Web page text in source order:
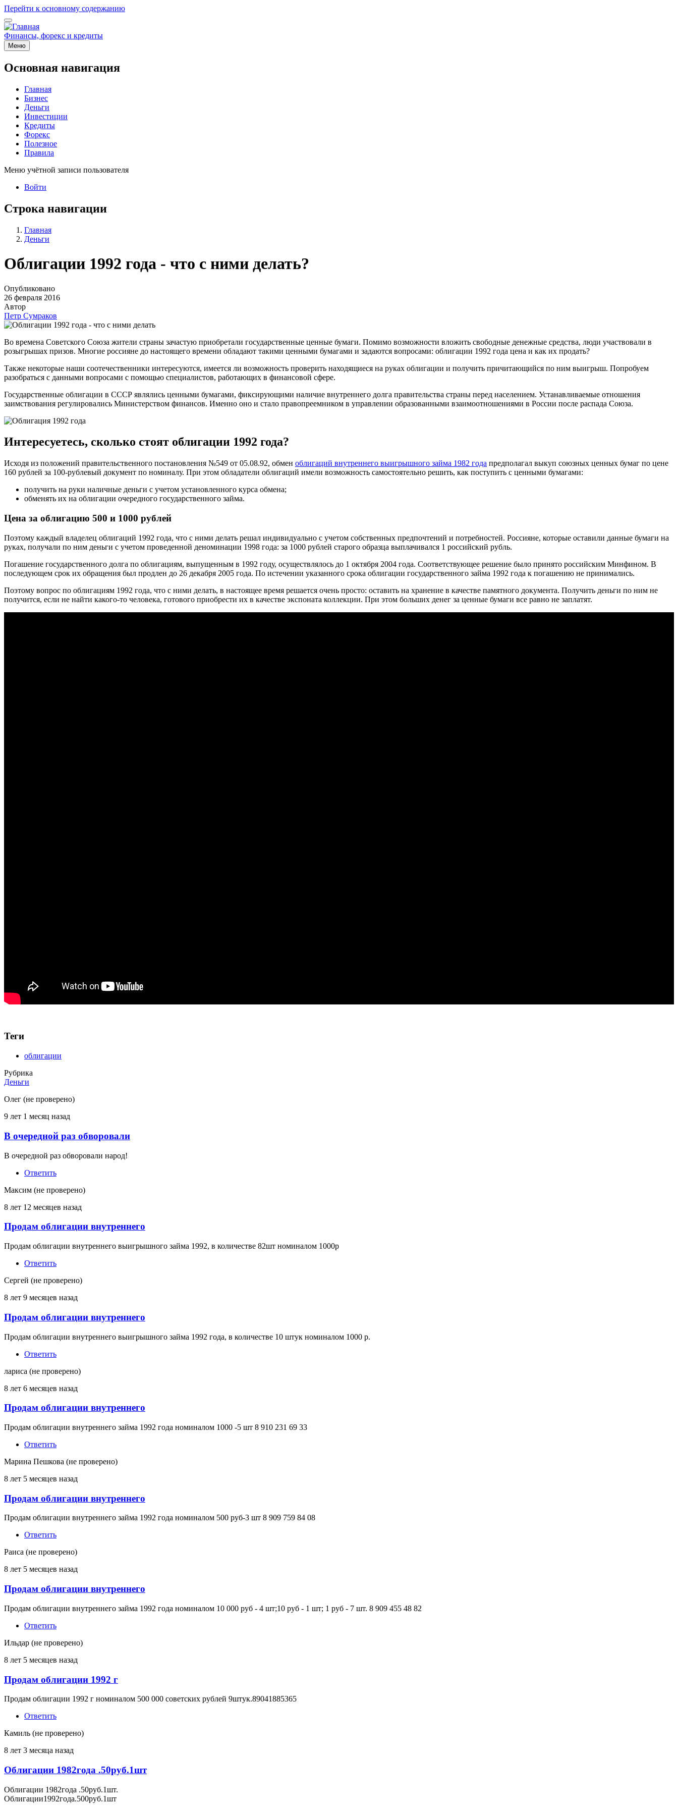
Перейти к основному содержанию
Финансы, форекс и кредиты
Меню
Основная навигация
Главная
Бизнес
Деньги
Инвестиции
Кредиты
Форекс
Полезное
Правила
Меню учётной записи пользователя
Войти
Строка навигации
Главная
Деньги
Облигации 1992 года - что с ними делать?
Опубликовано
26 февраля 2016
Автор
Петр Сумраков
Во времена Советского Союза жители страны зачастую приобретали государственные ценные бумаги. Помимо возможности вложить свободные денежные средства, люди участвовали в
розыгрышах призов. Многие россияне до настоящего времени обладают такими ценными бумагами и задаются вопросами: облигации 1992 года цена и как их продать?
Также некоторые наши соотечественники интересуются, имеется ли возможность проверить находящиеся на руках облигации и получить причитающийся по ним выигрыш. Попробуем
разобраться с данными вопросами с помощью специалистов, работающих в финансовой сфере.
Государственные облигации в СССР являлись ценными бумагами, фиксирующими наличие внутреннего долга правительства страны перед населением. Устанавливаемые отношения
заимствования регулировались Министерством финансов. Именно оно и стало правопреемником в управлении образованными взаимоотношениями в России после распада Союза.
Интересуетесь, сколько стоят облигации 1992 года?
Исходя из положений правительственного постановления №549 от 05.08.92, обмен облигаций внутреннего выигрышного займа 1982 года предполагал выкуп союзных ценных бумаг по цене
160 рублей за 100-рублевый документ по номиналу. При этом обладатели облигаций имели возможность самостоятельно решить, как поступить с ценными бумагами:
получить на руки наличные деньги с учетом установленного курса обмена;
обменять их на облигации очередного государственного займа.
Цена за облигацию 500 и 1000 рублей
Поэтому каждый владелец облигаций 1992 года, что с ними делать решал индивидуально с учетом собственных предпочтений и потребностей. Россияне, которые оставили данные бумаги на
руках, получали по ним деньги с учетом проведенной деноминации 1998 года: за 1000 рублей старого образца выплачивался 1 российский рубль.
Погашение государственного долга по облигациям, выпущенным в 1992 году, осуществлялось до 1 октября 2004 года. Соответствующее решение было принято российским Минфином. В
последующем срок их обращения был продлен до 26 декабря 2005 года. По истечении указанного срока облигации государственного займа 1992 года к погашению не принимались.
Поэтому вопрос по облигациям 1992 года, что с ними делать, в настоящее время решается очень просто: оставить на хранение в качестве памятного документа. Получить деньги по ним не
получится, если не найти какого-то человека, готового приобрести их в качестве экспоната коллекции. При этом больших денег за ценные бумаги все равно не заплатят.
Теги
облигации
Рубрика
Деньги
Олег (не проверено)
9 лет 1 месяц назад
В очередной раз обворовали
В очередной раз обворовали народ!
Ответить
Максим (не проверено)
8 лет 12 месяцев назад
Продам облигации внутреннего
Продам облигации внутреннего выигрышного займа 1992, в количестве 82шт номиналом 1000р
Ответить
Сергей (не проверено)
8 лет 9 месяцев назад
Продам облигации внутреннего
Продам облигации внутреннего выигрышного займа 1992 года, в количестве 10 штук номиналом 1000 р.
Ответить
лариса (не проверено)
8 лет 6 месяцев назад
Продам облигации внутреннего
Продам облигации внутреннего займа 1992 года номиналом 1000 -5 шт 8 910 231 69 33
Ответить
Марина Пешкова (не проверено)
8 лет 5 месяцев назад
Продам облигации внутреннего
Продам облигации внутреннего займа 1992 года номиналом 500 руб-3 шт 8 909 759 84 08
Ответить
Раиса (не проверено)
8 лет 5 месяцев назад
Продам облигации внутреннего
Продам облигации внутреннего займа 1992 года номиналом 10 000 руб - 4 шт;10 руб - 1 шт; 1 руб - 7 шт. 8 909 455 48 82
Ответить
Ильдар (не проверено)
8 лет 5 месяцев назад
Продам облигации 1992 г
Продам облигации 1992 г номиналом 500 000 советских рублей 9штук.89041885365
Ответить
Камиль (не проверено)
8 лет 3 месяца назад
Облигации 1982года .50руб.1шт
Облигации 1982года .50руб.1шт.
Облигации1992года.500руб.1шт